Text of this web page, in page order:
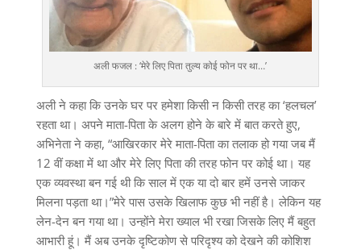
अली फजल : ‘मेरे लिए पिता तुल्य कोई फोन पर था…’
अली ने कहा कि उनके घर पर हमेशा किसी न किसी तरह का ‘हलचल’
रहता था। अपने माता-पिता के अलग होने के बारे में बात करते हुए,
अभिनेता ने कहा, “आखिरकार मेरे माता-पिता का तलाक हो गया जब मैं
12 वीं कक्षा में था और मेरे लिए पिता की तरह फोन पर कोई था। यह
एक व्यवस्था बन गई थी कि साल में एक या दो बार हमें उनसे जाकर
मिलना पड़ता था।”मेरे पास उसके खिलाफ कुछ भी नहीं है। लेकिन यह
लेन-देन बन गया था। उन्होंने मेरा ख्याल भी रखा जिसके लिए मैं बहुत
आभारी हूं। मैं अब उनके दृष्टिकोण से परिदृश्य को देखने की कोशिश